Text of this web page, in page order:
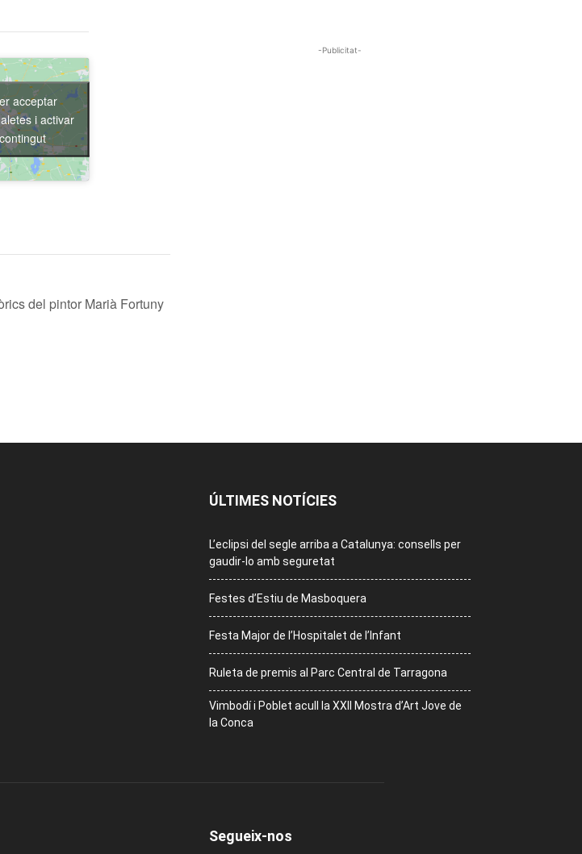
acceptar
i activar
del pintor Marià Fortuny
-Publicitat-
ÚLTIMES NOTÍCIES
L’eclipsi del segle arriba a Catalunya: consells per
gaudir-lo amb seguretat
Festes d’Estiu de Masboquera
Festa Major de l’Hospitalet de l’Infant
Ruleta de premis al Parc Central de Tarragona
Vimbodí i Poblet acull la XXII Mostra d’Art Jove de
la Conca
Segueix-nos